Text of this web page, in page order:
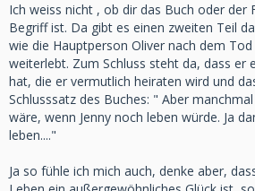
Ich weiss nicht , ob dir das Buch oder der
Begriff ist. Da gibt es einen zweiten Teil
wie die Hauptperson Oliver nach dem Tod
weiterlebt. Zum Schluss steht da, dass er
hat, die er vermutlich heiraten wird und
Schlusssatz des Buches: " Aber
wäre, wenn Jenny noch leben würde. Ja
leben...."
Ja so fühle ich mich auch, denke aber,